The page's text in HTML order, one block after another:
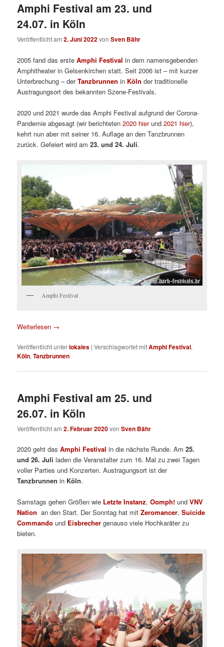
Amphi Festival am 23. und
24.07. in Köln
Veröffentlicht am2. Juni 2022vonSven Bähr
2005 fand das ersteAmphi Festival in dem namensgebenden
Amphitheater in Gelsenkirchen statt. Seit 2006 ist – mit kurzer
Unterbrechung – derTanzbrunnen in Köln der traditionelle
Austragungsort des bekannten Szene-Festivals.
2020 und 2021 wurde das Amphi Festival aufgrund der Corona-
Pandemie abgesagt (wir berichteten2020 hierund2021 hier),
kehrt nun aber mit seiner 16. Auflage an den Tanzbrunnen
zurück. Gefeiert wird am23. und 24. Juli.
Amphi Festival
Weiterlesen →
Veröffentlicht unterlokales |Verschlagwortet mitAmphi Festival,
Köln,Tanzbrunnen
Amphi Festival am 25. und
26.07. in Köln
Veröffentlicht am2. Februar 2020vonSven Bähr
2020 geht dasAmphi Festival in die nächste Runde. Am25.
und 26. Juli laden die Veranstalter zum 16. Mal zu zwei Tagen
voller Parties und Konzerten. Austragungsort ist der
Tanzbrunnen in Köln.
Samstags gehen Größen wie Letzte Instanz,Oomph! undVNV
Nation an den Start. Der Sonntag hat mitZeromancer,Suicide
Commando und Eisbrecher genauso viele Hochkaräter zu
bieten.